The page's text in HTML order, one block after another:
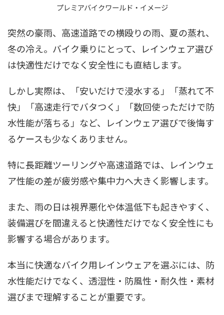
プレミアバイクワールド・イメージ
突然の豪雨、高速道路での横殴りの雨、夏の蒸れ、
冬の冷え。バイク乗りにとって、レインウェア選び
は快適性だけでなく安全性にも直結します。
しかし実際は、「安いだけで浸水する」「蒸れて不
快」「高速走行でバタつく」「数回使っただけで防
水性能が落ちる」など、レインウェア選びで後悔す
るケースも少なくありません。
特に長距離ツーリングや高速道路では、レインウェ
ア性能の差が疲労感や集中力へ大きく影響します。
また、雨の日は視界悪化や体温低下も起きやすく、
装備選びを間違えると快適性だけでなく安全性にも
影響する場合があります。
本当に快適なバイク用レインウェアを選ぶには、防
水性能だけでなく、透湿性・防風性・耐久性・素材
選びまで理解することが重要です。